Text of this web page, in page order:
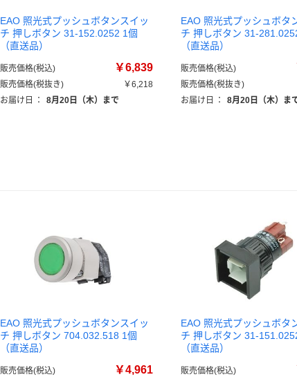
EAO 照光式プッシュボタンスイッ
チ 押しボタン 31-152.0252 1個
（直送品）
販売価格(税込) ￥6,839
販売価格(税抜き)
￥6,218
お届け日
： 8月20日（木）まで
EAO 照光式プッシュボタ
チ 押しボタン 31-
（直送品）
販売価格(税込)
販売価格(税抜き)
お届け日
： 8月20日（木）ま
EAO 照光式プッシュボタンスイッ
チ 押しボタン 704.032.518 1個
（直送品）
販売価格(税込) ￥4,961
EAO 照光式プッシュボタ
チ 押しボタン 31-
（直送品）
販売価格(税込)